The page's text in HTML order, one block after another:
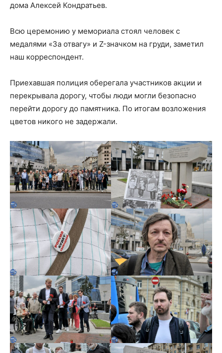
дома Алексей Кондратьев.
Всю церемонию у мемориала стоял человек с
медалями «За отвагу» и Z-значком на груди, заметил
наш корреспондент.
Приехавшая полиция оберегала участников акции и
перекрывала дорогу, чтобы люди могли безопасно
перейти дорогу до памятника. По итогам возложения
цветов никого не задержали.